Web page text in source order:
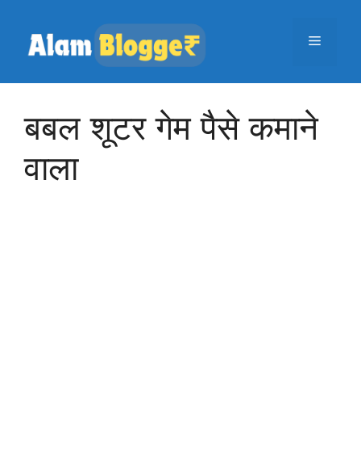
content
Menu
बबल शूटर गेम पैसे कमाने
वाला